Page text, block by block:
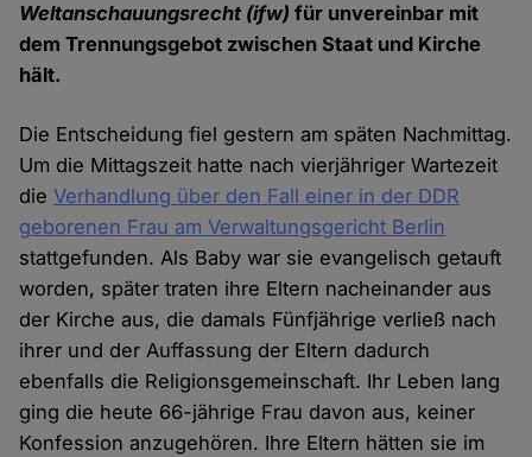
Weltanschauungsrecht (ifw) für unvereinbar mit
dem Trennungsgebot zwischen Staat und Kirche
hält.
Die Entscheidung fiel gestern am späten Nachmittag.
Um die Mittagszeit hatte nach vierjähriger Wartezeit
dieVerhandlung über den Fall einer in der DDR
geborenen Frau am Verwaltungsgericht Berlin
stattgefunden. Als Baby war sie evangelisch getauft
worden, später traten ihre Eltern nacheinander aus
der Kirche aus, die damals Fünfjährige verließ nach
ihrer und der Auffassung der Eltern dadurch
ebenfalls die Religionsgemeinschaft. Ihr Leben lang
ging die heute 66-jährige Frau davon aus, keiner
Konfession anzugehören. Ihre Eltern hätten sie im